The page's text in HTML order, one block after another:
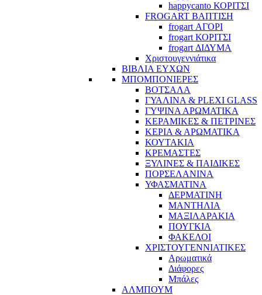
happycanto ΚΟΡΙΤΣΙ
FROGART ΒΑΠΤΙΣΗ
frogart ΑΓΟΡΙ
frogart ΚΟΡΙΤΣΙ
frogart ΔΙΔΥΜΑ
Χριστουγεννιάτικα
ΒΙΒΛΙΑ ΕΥΧΩΝ
ΜΠΟΜΠΟΝΙΕΡΕΣ
ΒΟΤΣΑΛΑ
ΓΥΑΛΙΝΑ & PLEXI GLASS
ΓΥΨΙΝΑ ΑΡΩΜΑΤΙΚΑ
ΚΕΡΑΜΙΚΕΣ & ΠΕΤΡΙΝΕΣ
ΚΕΡΙΑ & ΑΡΩΜΑΤΙΚΑ
ΚΟΥΤΑΚΙΑ
ΚΡΕΜΑΣΤΕΣ
ΞΥΛΙΝΕΣ & ΠΑΙΔΙΚΕΣ
ΠΟΡΣΕΛΑΝΙΝΑ
ΥΦΑΣΜΑΤΙΝA
ΔΕΡΜΑΤΙΝΗ
ΜΑΝΤΗΛΙΑ
ΜΑΞΙΛΑΡΑΚΙΑ
ΠΟΥΓΚΙΑ
ΦΑΚΕΛΟΙ
ΧΡΙΣΤΟΥΓΕΝΝΙΑΤΙΚΕΣ
Αρωματικά
Διάφορες
Μπάλες
ΑΛΜΠΟΥΜ